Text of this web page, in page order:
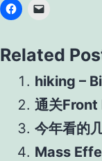
Related
hiking –
通关
今年看的
Mass